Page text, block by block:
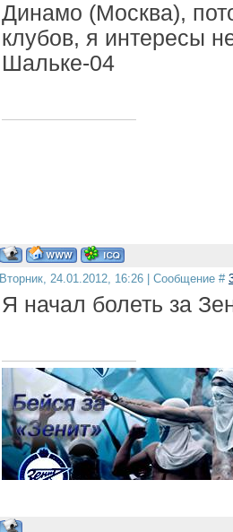
Динамо (Москва),
клубов, я интересы
Шальке-04
Вторник, 24.01.2012, 16:26 | Сообщение #
Я начал болеть за